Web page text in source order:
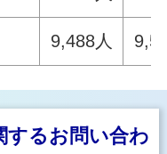
9,488人
するお問い合わ